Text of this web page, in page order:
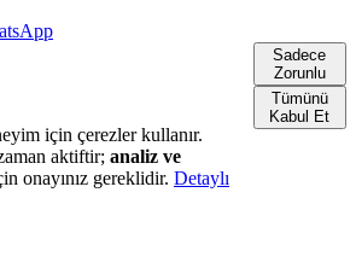
için çerezler kullanır.
aktiftir; analiz ve
onayınız gereklidir. Detaylı
Sadece
Zorunlu
Tümünü
Kabul Et